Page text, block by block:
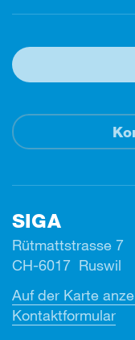
SIGA
Rütmattstrasse 7
CH-6017 Ruswil
Auf der Karte
Kontaktformular